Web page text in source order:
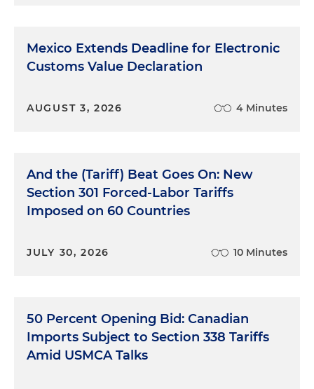
Mexico Extends Deadline for Electronic
Customs Value Declaration
AUGUST 3, 2026 4 Minutes
And the (Tariff) Beat Goes On: New
Section 301 Forced-Labor Tariffs
Imposed on 60 Countries
JULY 30, 2026 10 Minutes
50 Percent Opening Bid: Canadian
Imports Subject to Section 338 Tariffs
Amid USMCA Talks